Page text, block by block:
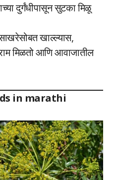
दुर्गंधीपासून सुटका मिळू
खाल्ल्यास,
मिळतो आणि आवाजातील
in marathi